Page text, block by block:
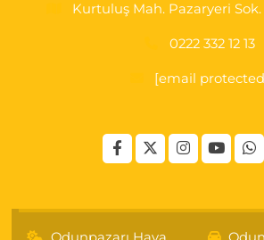
Kurtuluş Mah. Pazaryeri Sok.
0222 332 12 13
[email